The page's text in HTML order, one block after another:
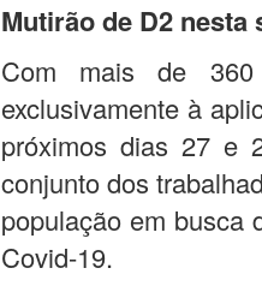
Mutirão de D2 nesta
Com mais de 360
exclusivamente à
próximos dias 27 e
conjunto dos
população em busca
Covid-19.